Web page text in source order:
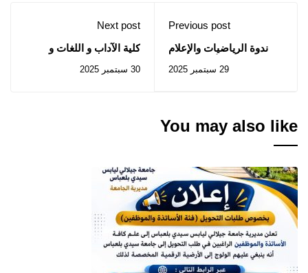
Previous post
ندوة الرياضيات والإعلام
29 سبتمبر 2025
Next post
كلية الآداب و اللغات و
30 سبتمبر 2025
You may also like